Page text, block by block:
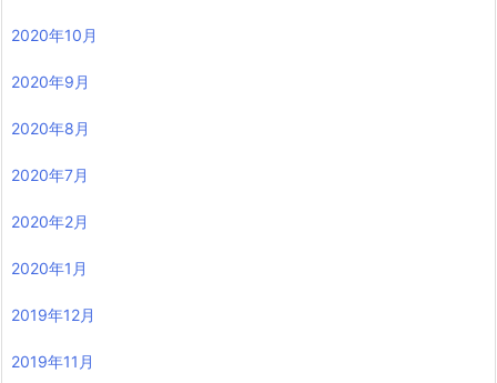
2020年10月
2020年9月
2020年8月
2020年7月
2020年2月
2020年1月
2019年12月
2019年11月